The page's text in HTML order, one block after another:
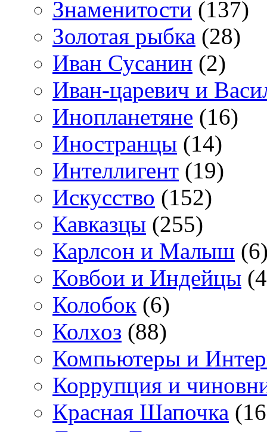
Знаменитости (137)
Золотая рыбка (28)
Иван Сусанин (2)
Иван-царевич и
Инопланетяне (16)
Иностранцы (14)
Интеллигент (19)
Искусство (152)
Кавказцы (255)
Карлсон и Малыш
Ковбои и Индейцы
Колобок (6)
Колхоз (88)
Компьютеры и
Коррупция и
Красная Шапочка